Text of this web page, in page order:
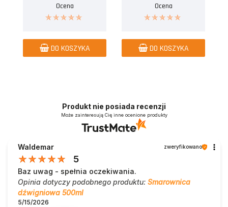
Ocena
DO KOSZYKA
Ocena
DO KOSZYKA
Produkt nie posiada recenzji
Może zainteresują Cię inne ocenione produkty
Waldemar zweryfikowano
5
Baz uwag - spełnia oczekiwania.
Opinia dotyczy podobnego produktu: Smarownica
dźwigniowa 500ml
5/15/2026